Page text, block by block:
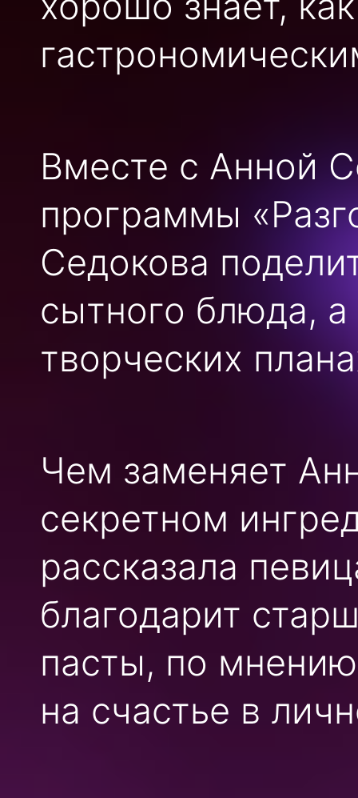
Вместе с Анной
программы
Седокова
сытного блюда,
творческих
Чем заменяет
секретном
рассказала
благодарит
пасты, по
на счастье в